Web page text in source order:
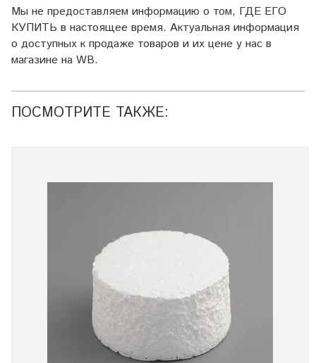
Мы не предоставляем информацию о том, ГДЕ ЕГО
КУПИТЬ в настоящее время. Актуальная информация
о доступных к продаже товаров и их цене у нас в
магазине на WB.
ПОСМОТРИТЕ ТАКЖЕ: